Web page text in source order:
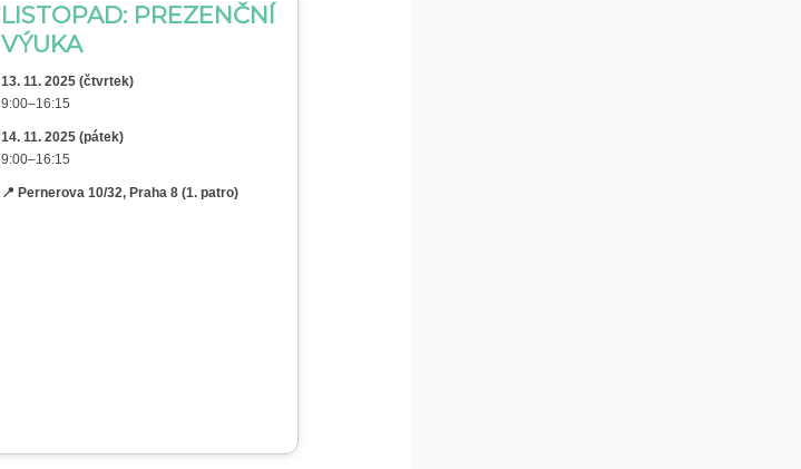
LISTOPAD: PREZENČNÍ
VÝUKA
13. 11. 2025 (čtvrtek)
9:00–16:15
14. 11. 2025 (pátek)
9:00–16:15
📍 Pernerova 10/32, Praha 8 (1. patro)